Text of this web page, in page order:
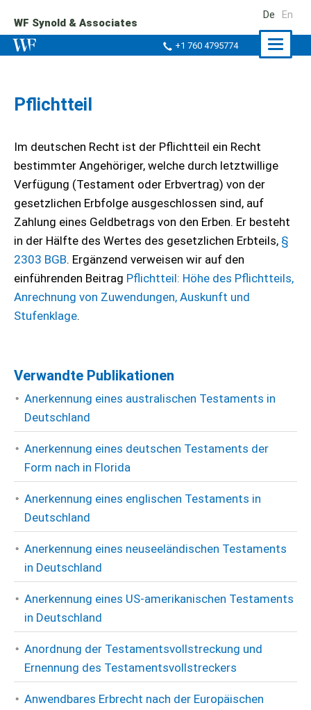
WF Synold & Associates
+1 760 4795774
De En
Pflichtteil
Im deutschen Recht ist der Pflichtteil ein Recht
bestimmter Angehöriger, welche durch letztwillige
Verfügung (Testament oder Erbvertrag) von der
gesetzlichen Erbfolge ausgeschlossen sind, auf
Zahlung eines Geldbetrags von den Erben. Er besteht
in der Hälfte des Wertes des gesetzlichen Erbteils, §
2303 BGB. Ergänzend verweisen wir auf den
einführenden Beitrag Pflichtteil: Höhe des Pflichtteils,
Anrechnung von Zuwendungen, Auskunft und
Stufenklage.
Verwandte Publikationen
Anerkennung eines australischen Testaments in
Deutschland
Anerkennung eines deutschen Testaments der
Form nach in Florida
Anerkennung eines englischen Testaments in
Deutschland
Anerkennung eines neuseeländischen Testaments
in Deutschland
Anerkennung eines US-amerikanischen Testaments
in Deutschland
Anordnung der Testamentsvollstreckung und
Ernennung des Testamentsvollstreckers
Anwendbares Erbrecht nach der Europäischen